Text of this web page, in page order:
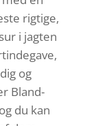
rigtige,
i jagten
og
Bland-
du kan